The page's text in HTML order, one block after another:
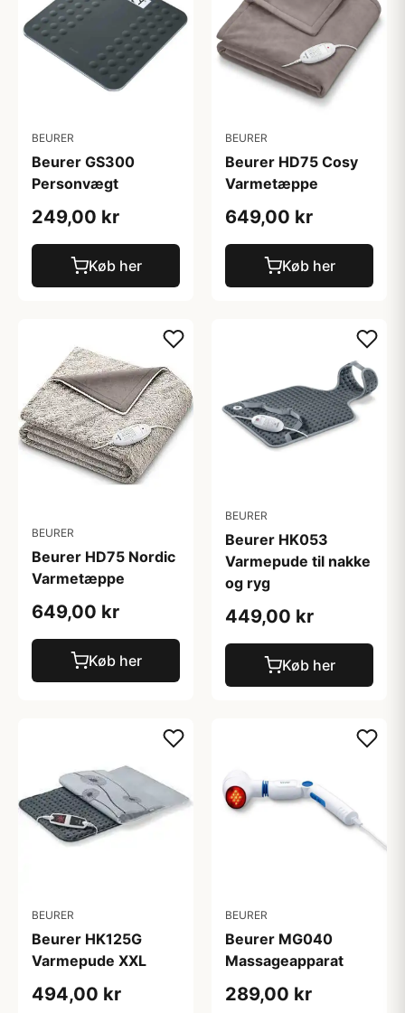
BEURER
Beurer GS300
Personvægt
249,00 kr
Køb her
BEURER
Beurer HD75 Cosy
Varmetæppe
649,00 kr
Køb her
BEURER
Beurer HD75 Nordic
Varmetæppe
649,00 kr
Køb her
BEURER
Beurer HK053
Varmepude til nakke
og ryg
449,00 kr
Køb her
BEURER
Beurer HK125G
Varmepude XXL
494,00 kr
BEURER
Beurer MG040
Massageapparat
289,00 kr